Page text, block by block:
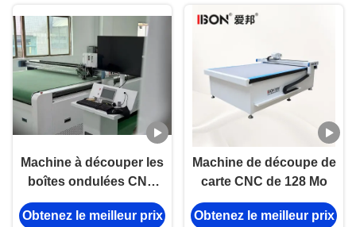
mm pour l'emballage
Machine à découper les
boîtes ondulées CNC
avec couteau, outils de
coupe et de pliage.
Obtenez le meilleur prix
Machine de découpe de
carte CNC de 128 Mo
Obtenez le meilleur prix